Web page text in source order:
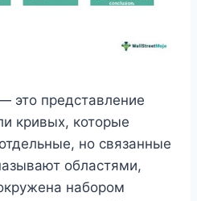
это представление
кривых, которые
но связанные
областями,
набором